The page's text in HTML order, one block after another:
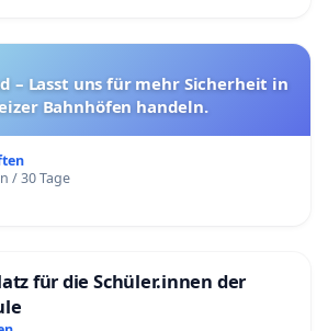
– Lasst uns für mehr Sicherheit in
Bahnhöfen handeln.
/ 30 Tage
für die Schüler.innen der